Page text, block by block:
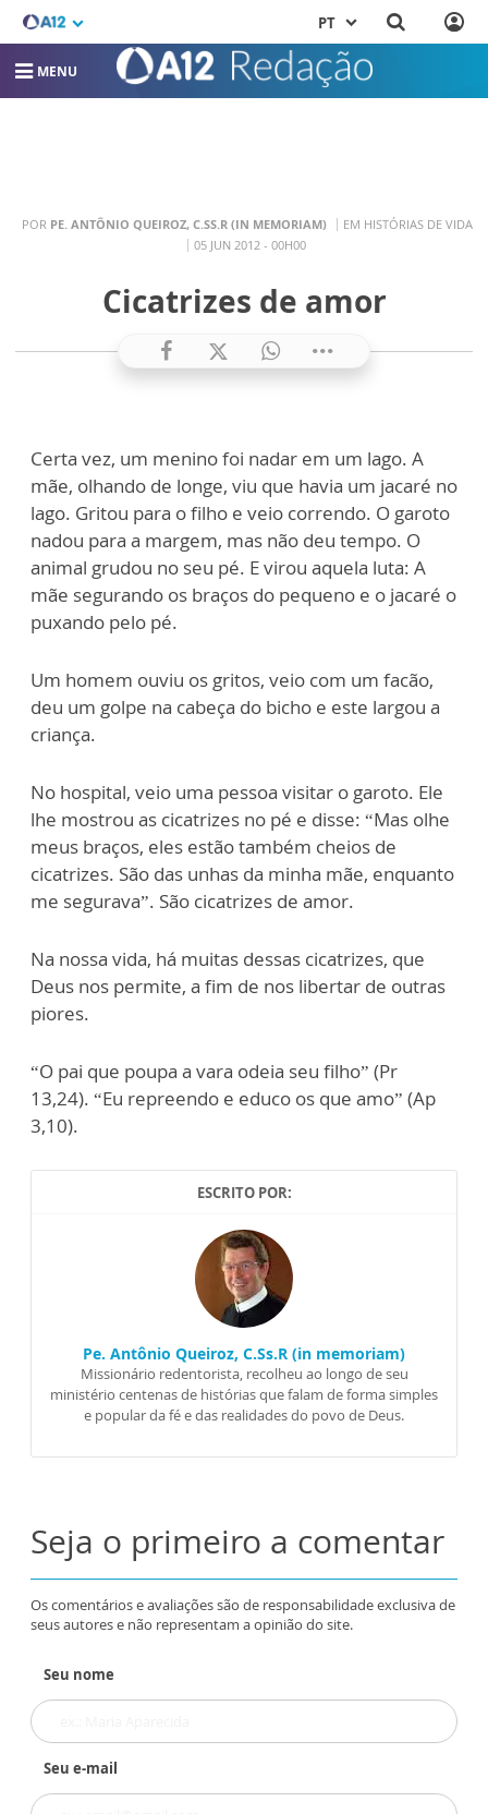
PT
MENU
POR PE. ANTÔNIO QUEIROZ, C.SS.R (IN MEMORIAM)
EM HISTÓRIAS DE VIDA
05 JUN 2012 - 00H00
Cicatrizes de amor
Certa vez, um menino foi nadar em um lago. A
mãe, olhando de longe, viu que havia um jacaré no
lago. Gritou para o filho e veio correndo. O garoto
nadou para a margem, mas não deu tempo. O
animal grudou no seu pé. E virou aquela luta: A
mãe segurando os braços do pequeno e o jacaré o
puxando pelo pé.
Um homem ouviu os gritos, veio com um facão,
deu um golpe na cabeça do bicho e este largou a
criança.
No hospital, veio uma pessoa visitar o garoto. Ele
lhe mostrou as cicatrizes no pé e disse: “Mas olhe
meus braços, eles estão também cheios de
cicatrizes. São das unhas da minha mãe, enquanto
me segurava”. São cicatrizes de amor.
Na nossa vida, há muitas dessas cicatrizes, que
Deus nos permite, a fim de nos libertar de outras
piores.
“O pai que poupa a vara odeia seu filho” (Pr
13,24). “Eu repreendo e educo os que amo” (Ap
3,10).
ESCRITO POR:
Pe. Antônio Queiroz, C.Ss.R (in memoriam)
Missionário redentorista, recolheu ao longo de seu
ministério centenas de histórias que falam de forma simples
e popular da fé e das realidades do povo de Deus.
Seja o primeiro a comentar
Os comentários e avaliações são de responsabilidade exclusiva de
seus autores e não representam a opinião do site.
Seu nome
Seu e-mail